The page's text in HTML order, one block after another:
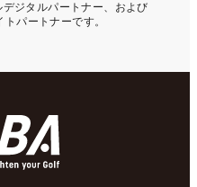
ジタルパートナー、および
パートナーです。